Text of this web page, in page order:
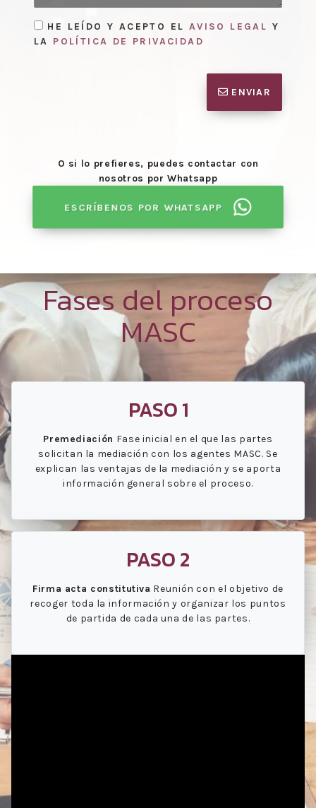
HE LEÍDO Y ACEPTO EL AVISO LEGAL Y
LA POLÍTICA DE PRIVACIDAD
ENVIAR
O si lo prefieres, puedes contactar con
nosotros por Whatsapp
ESCRÍBENOS POR WHATSAPP
Fases del proceso
MASC
PASO 1
Premediación Fase inicial en el que las partes
solicitan la mediación con los agentes MASC. Se
explican las ventajas de la mediación y se aporta
información general sobre el proceso.
PASO 2
Firma acta constitutiva Reunión con el objetivo de
recoger toda la información y organizar los puntos
de partida de cada una de las partes.